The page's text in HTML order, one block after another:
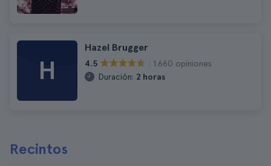
H
Hazel Brugger
4.5
1.660 opiniones
Duración: 2 horas
Recintos